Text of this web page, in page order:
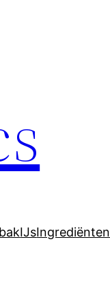
IJsIngrediënten